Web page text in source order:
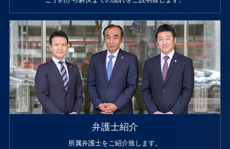
弁護士紹介
所属弁護士をご紹介致します。